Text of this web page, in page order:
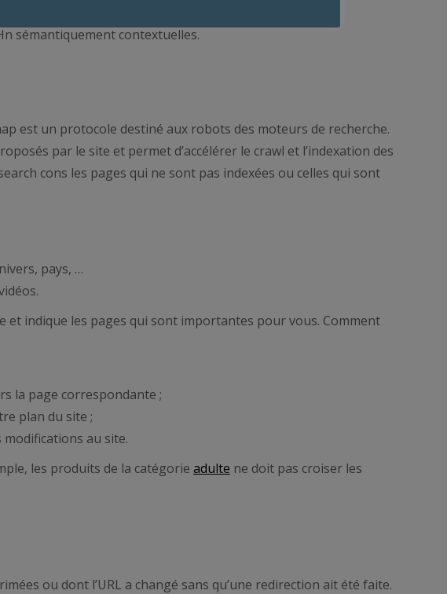
sémantiquement contextuelles.
est un protocole destiné aux robots des moteurs de recherche.
par le site et permet d’accélérer le crawl et l’indexation des
cons les pages qui ne sont pas indexées ou celles qui sont
pays, …
et indique les pages qui sont importantes pour vous. Comment
la page correspondante ;
plan du site ;
au site.
les produits de la catégorie adulte ne doit pas croiser les
ou dont l’URL a changé sans qu’une redirection ait été faite.